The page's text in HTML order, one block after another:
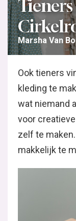
Marsha Van
Ook tieners
kleding te
wat niemand
voor
zelf te
makkelijk te